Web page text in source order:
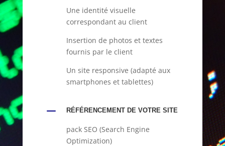
Une identité visuelle
correspondant au client
Insertion de photos et textes
fournis par le client
Un site responsive (adapté aux
smartphones et tablettes)
K RÉFÉRENCEMENT DE VOTRE SITE
pack SEO (Search Engine
Optimization)